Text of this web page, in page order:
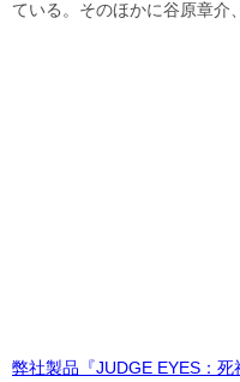
ている。そのほかに谷原章介
弊社製品『JUDGE EYES：